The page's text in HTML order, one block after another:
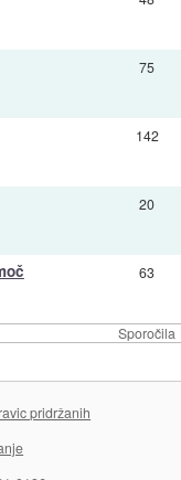
Sporočila
75
142
20
63
pridržanih